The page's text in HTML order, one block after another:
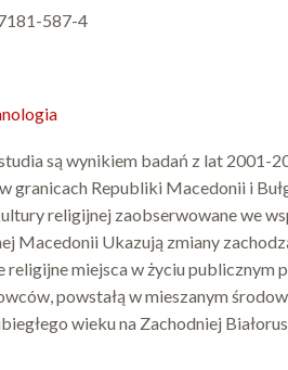
587-4
są wynikiem badań z lat 2001-
granicach Republiki Macedonii i
religijnej zaobserwowane we
Macedonii Ukazują zmiany
religijne miejsca w życiu
powstałą w mieszanym
wieku na Zachodniej